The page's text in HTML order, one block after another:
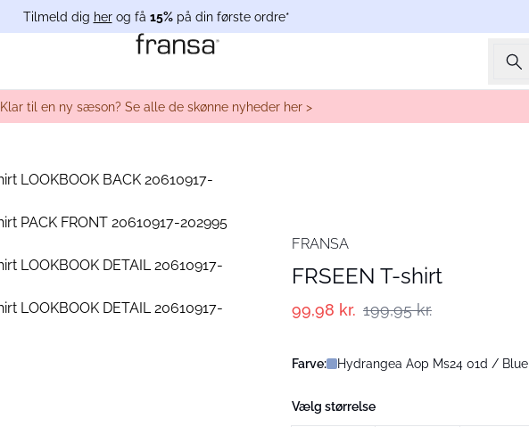
Tilmeld dig herog få 15%på din første ordre*
Klar til en ny sæson? Se alle de skønne nyheder her >
FRANSA
FRSEEN T-shirt
99,98 kr. 199,95 kr.
Farve: Hydrangea Aop Ms24 01d / Blue
Vælg størrelse